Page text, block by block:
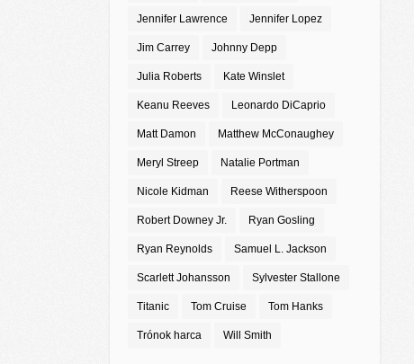
Jennifer Lawrence Jennifer Lopez
Jim Carrey Johnny Depp
Julia Roberts Kate Winslet
Keanu Reeves Leonardo DiCaprio
Matt Damon Matthew McConaughey
Meryl Streep Natalie Portman
Nicole Kidman Reese Witherspoon
Robert Downey Jr. Ryan Gosling
Ryan Reynolds Samuel L. Jackson
Scarlett Johansson Sylvester Stallone
Titanic Tom Cruise Tom Hanks
Trónok harca Will Smith